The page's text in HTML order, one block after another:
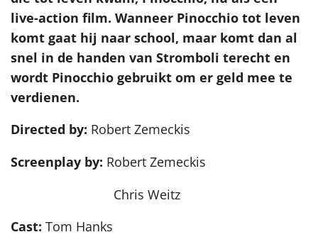
live-action film. Wanneer Pinocchio tot leven
komt gaat hij naar school, maar komt dan al
snel in de handen van Stromboli terecht en
wordt Pinocchio gebruikt om er geld mee te
verdienen.
Directed by: Robert Zemeckis
Screenplay by: Robert Zemeckis
Chris Weitz
Cast: Tom Hanks